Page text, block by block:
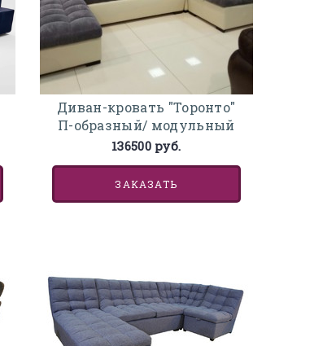
Диван-кровать "Торонто"
П-образный/ модульный
136500 руб.
ЗАКАЗАТЬ